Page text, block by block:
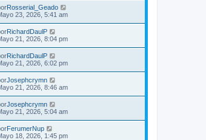
Rosserial_Geado
23, 2026, 5:41 am
RichardDaulP
21, 2026, 8:04 pm
RichardDaulP
21, 2026, 6:02 pm
Josephcrymn
21, 2026, 8:46 am
Josephcrymn
21, 2026, 5:04 am
FerumerNup
18, 2026, 1:45 pm